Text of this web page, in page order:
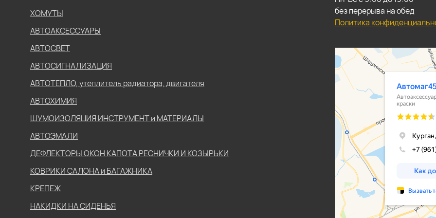
ХОМУТЫ
АВТОАКСЕССУАРЫ
АВТОСВЕТ
АВТОСИГНАЛИЗАЦИЯ
АВТОТЕПЛО, утеплитель радиатора, двигателя
АВТОХИМИЯ
ШУМОИЗОЛЯЦИЯ ИНСТРУМЕНТ и МАТЕРИАЛЫ
АВТОЭМАЛИ
ДЕФЛЕКТОРЫ ОКОН КАПОТА РЕСНИЧКИ И КОЗЫРЬКИ
КОВРИКИ САЛОНА и БАГАЖНИКА
КРЕПЕЖ
НАКИДКИ НА СИДЕНЬЯ
без перерыва на обед
Политика